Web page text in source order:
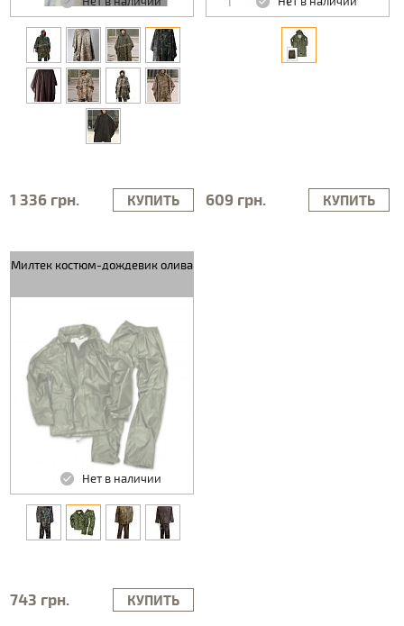
1 336 грн. КУПИТЬ 609 грн. КУПИТЬ
Милтек костюм-дождевик олива
Нет в наличии
743 грн. КУПИТЬ